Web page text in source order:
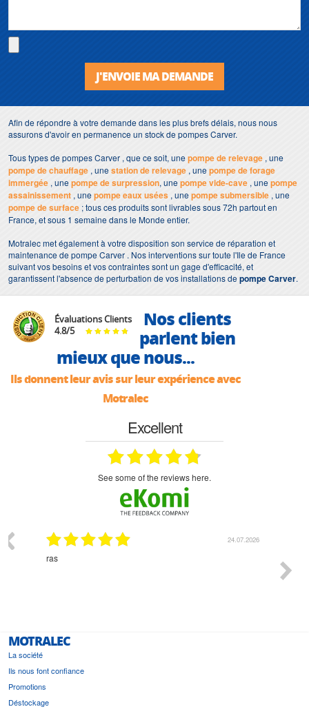
J'ENVOIE MA DEMANDE
Afin de répondre à votre demande dans les plus brefs délais, nous nous
assurons d'avoir en permanence un stock de pompes Carver.
Tous types de pompes Carver , que ce soit, unepompe de relevage , une
pompe de chauffage , unestation de relevage , unepompe de forage
immergée , unepompe de surpression, unepompe vide-cave , unepompe
assainissement , unepompe eaux usées , unepompe submersible , une
pompe de surface ; tous ces produits sont livrables sous 72h partout en
France, et sous 1 semaine dans le Monde entier.
Motralec met également à votre disposition son service de réparation et
maintenance de pompe Carver . Nos interventions sur toute l'Ile de France
suivant vos besoins et vos contraintes sont un gage d'efficacité, et
garantissent l'absence de perturbation de vos installations depompe Carver.
Évaluations Clients
4.8/5
Nos clients
parlent bien
mieux que nous...
Ils donnent leur avis sur leur expérience avec
Motralec
Excellent
see some of the reviews here.
24.07.2026
ras
MOTRALEC
La société
Ils nous font confiance
Promotions
Déstockage